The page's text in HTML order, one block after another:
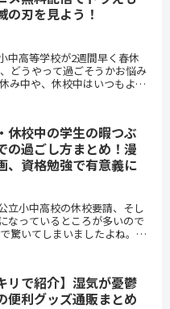
の刃を見よう！
中高等学校が2週間早く春休
どうやって過ごそうかお悩み
み中や、休校中はいつもより
休校中の学生の暇つぶ
の過ごし方まとめ！漫
、資格勉強で有意義に
立小中高校の休校要請、そし
なっているところが多いので
リで紹介】湿気が憂鬱
便利グッズ通販まとめ